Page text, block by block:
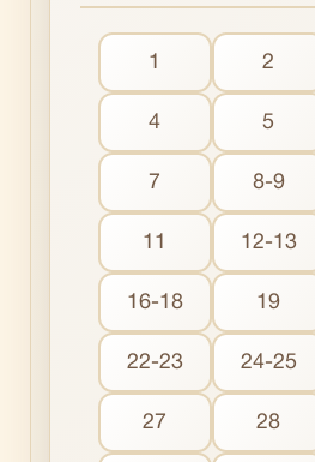
1 2
4 5
7 8-9
11 12-13
16-18 19
22-23 24-25
27 28